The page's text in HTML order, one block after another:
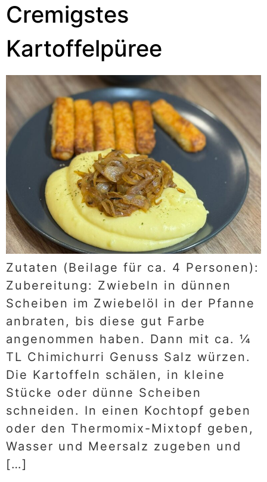
Cremigstes
Kartoffelpüree
Zutaten (Beilage für ca. 4 Personen):
Zubereitung: Zwiebeln in dünnen
Scheiben im Zwiebelöl in der Pfanne
anbraten, bis diese gut Farbe
angenommen haben. Dann mit ca. ¼
TL Chimichurri Genuss Salz würzen.
Die Kartoffeln schälen, in kleine
Stücke oder dünne Scheiben
schneiden. In einen Kochtopf geben
oder den Thermomix-Mixtopf geben,
Wasser und Meersalz zugeben und
[…]